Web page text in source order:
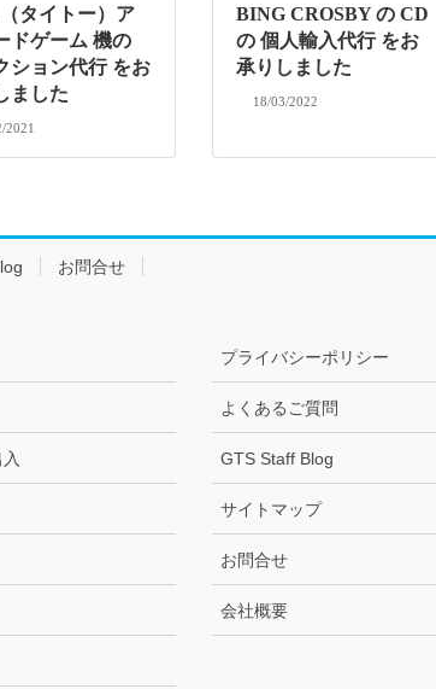
タイトー）ア
ドゲーム 機の
ション代行 をお
ました
2021
BING CROSBY の CD
の 個人輸入代行 をお
承りしました
18/03/2022
お問合せ
プライバシーポリシー
よくあるご質問
GTS Staff Blog
サイトマップ
お問合せ
会社概要